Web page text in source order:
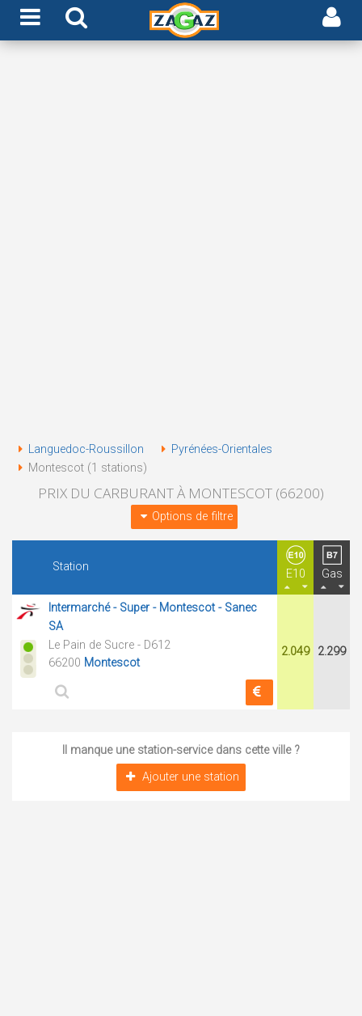
Languedoc-Roussillon
Pyrénées-Orientales
Montescot (1 stations)
PRIX DU CARBURANT À MONTESCOT (66200)
Options de filtre
Station
E10 Gas
Intermarché - Super - Montescot - Sanec
SA
Le Pain de Sucre - D612
66200 Montescot
2.049 2.299
Il manque une station-service dans cette ville ?
Ajouter une station